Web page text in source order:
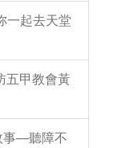
一起去天堂
五甲教會黃
事—聽障不